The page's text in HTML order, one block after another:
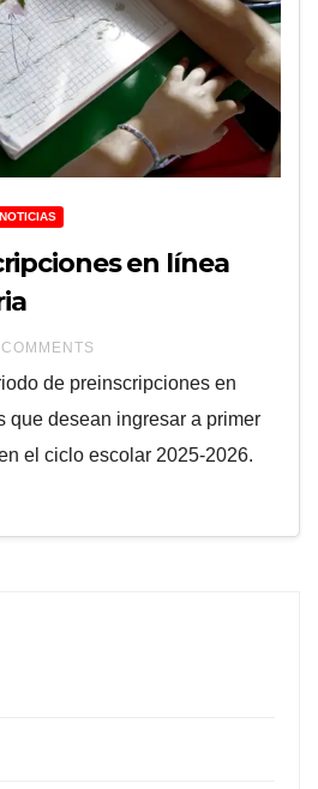
NOTICIAS
en línea
de preinscripciones en
que desean ingresar a primer
el ciclo escolar 2025-2026.